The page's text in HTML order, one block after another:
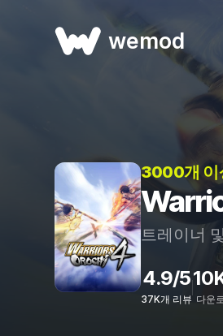
wemod
3000개 이
트레이너
4.9/5
37K개 리뷰 다운